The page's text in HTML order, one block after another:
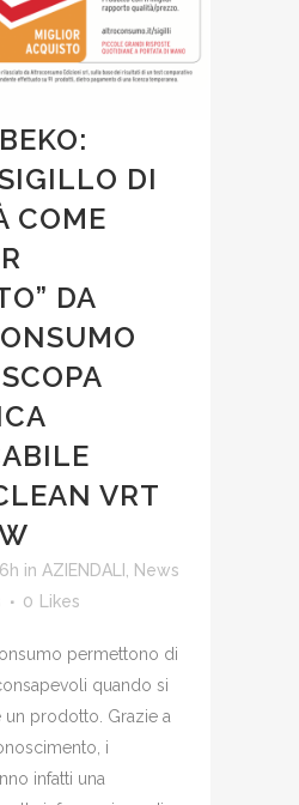
BEKO:
DI
COME
DA
VRT
in AZIENDALI News
0 Likes
permettono di
quando si
un prodotto. Grazie a
i
infatti una